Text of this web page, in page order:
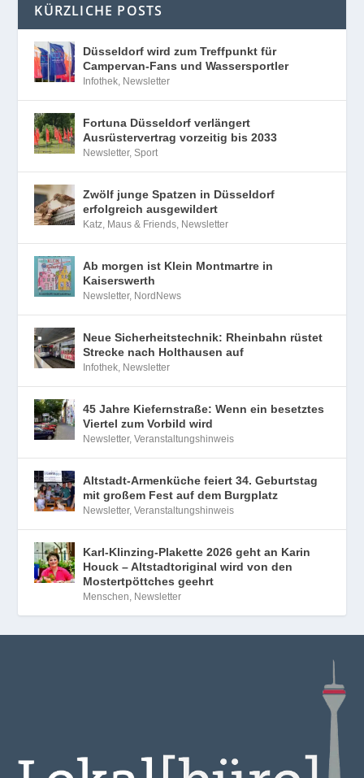
KÜRZLICHE POSTS
Düsseldorf wird zum Treffpunkt für
Campervan-Fans und Wassersportler
Infothek, Newsletter
Fortuna Düsseldorf verlängert
Ausrüstervertrag vorzeitig bis 2033
Newsletter,Sport
Zwölf junge Spatzen in Düsseldorf
erfolgreich ausgewildert
Katz, Maus & Friends, Newsletter
Ab morgen ist Klein Montmartre in
Kaiserswerth
Newsletter, NordNews
Neue Sicherheitstechnik: Rheinbahn rüstet
Strecke nach Holthausen auf
Infothek, Newsletter
45 Jahre Kiefernstraße: Wenn ein besetztes
Viertel zum Vorbild wird
Newsletter,Veranstaltungshinweis
Altstadt-Armenküche feiert 34. Geburtstag
mit großem Fest auf dem Burgplatz
Newsletter,Veranstaltungshinweis
Karl-Klinzing-Plakette 2026 geht an Karin
Houck – Altstadtoriginal wird von den
Mostertpöttches geehrt
Menschen, Newsletter